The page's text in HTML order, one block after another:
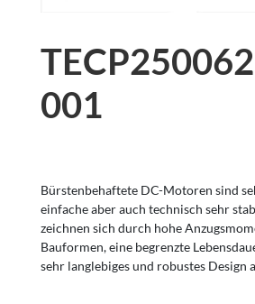
001
Bürstenbehaftete DC-Motoren sind
einfache aber auch technisch sehr
zeichnen sich durch hohe
Bauformen, eine begrenzte
sehr langlebiges und robustes Design